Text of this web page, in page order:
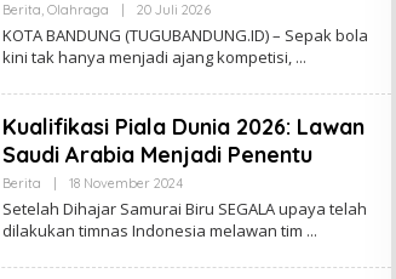
Berita, Olahraga 20 Juli 2026O
L
E
H
D
B
A
Y
N
D
A
KOTA BANDUNG (TUGUBANDUNG.ID) – Sepak bola
kini tak hanya menjadi ajang kompetisi,
Kualifikasi Piala Dunia 2026: Lawan
Saudi Arabia Menjadi Penentu
Berita 18 November 2024O
L
E
H
O
Setelah Dihajar Samurai Biru SEGALA upaya telah
dilakukan timnas Indonesia melawan tim